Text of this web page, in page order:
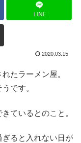
LINE
2020.03.15
たラーメン屋。
です。
ているとのこと。
ると入れない日が